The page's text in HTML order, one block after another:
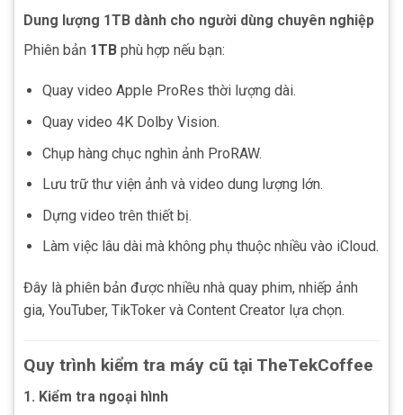
Dung lượng 1TB dành cho người dùng chuyên nghiệp
Phiên bản 1TB phù hợp nếu bạn:
Quay video Apple ProRes thời lượng dài.
Quay video 4K Dolby Vision.
Chụp hàng chục nghìn ảnh ProRAW.
Lưu trữ thư viện ảnh và video dung lượng lớn.
Dựng video trên thiết bị.
Làm việc lâu dài mà không phụ thuộc nhiều vào iCloud.
Đây là phiên bản được nhiều nhà quay phim, nhiếp ảnh
gia, YouTuber, TikToker và Content Creator lựa chọn.
Quy trình kiểm tra máy cũ tại TheTekCoffee
1. Kiểm tra ngoại hình